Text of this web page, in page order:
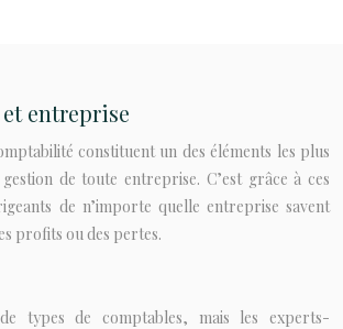
entreprise
constituent un des éléments les plus
de toute entreprise. C’est grâce à ces
de n’importe quelle entreprise savent
profits ou des pertes.
types de comptables, mais les experts-